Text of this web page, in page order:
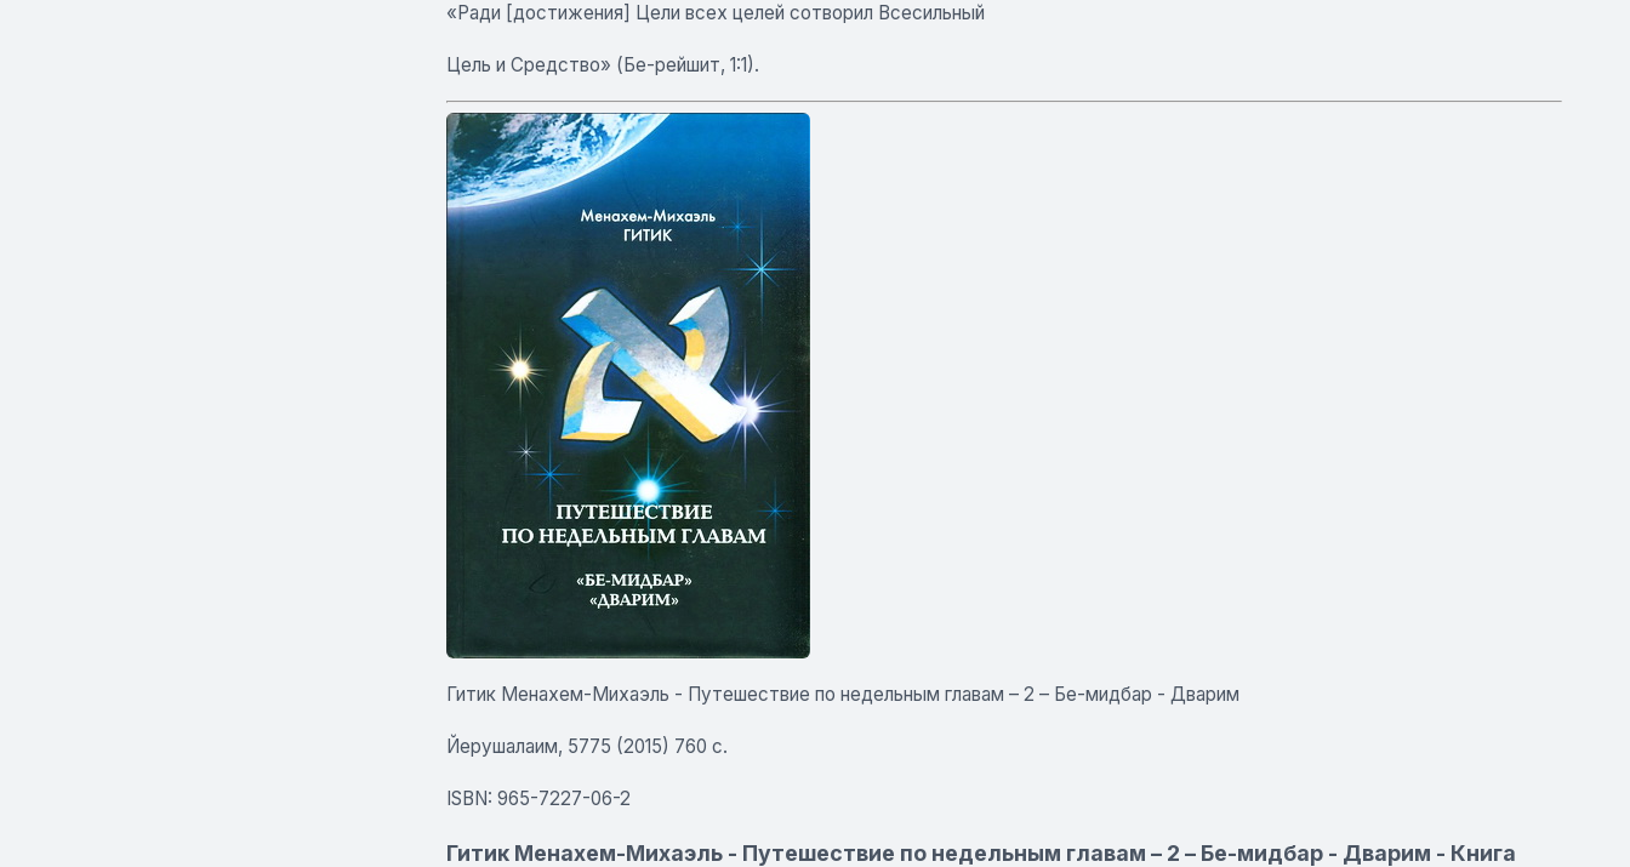
«Ради [достижения] Цели всех целей сотворил Всесильный
Цель и Средство» (Бе-рейшит, 1:1).
Гитик Менахем-Михаэль - Путешествие по недельным главам – 2 – Бе-мидбар - Дварим
Йерушалаим, 5775 (2015) 760 с.
ISBN: 965-7227-06-2
Гитик Менахем-Михаэль - Путешествие по недельным главам – 2 – Бе-мидбар - Дварим - Книга